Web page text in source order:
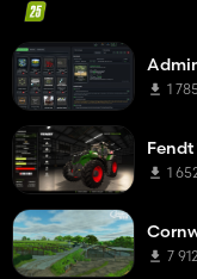
1
1
7 912